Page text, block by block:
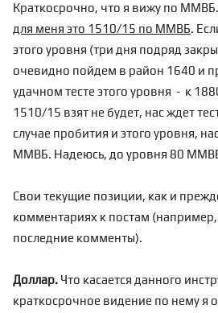
Краткосрочно, что я вижу по ММВБ.
для меня это 1510/15 по ММВБ.
этого уровня (три дня подряд
очевидно пойдем в район 1640 и
удачном тесте этого уровня - к
1510/15 взят не будет, нас ждет
случае пробития и этого уровня,
ММВБ. Надеюсь, до уровня 80
Свои текущие позиции, как и
комментариях к постам (например,
последние комменты).
Доллар. Что касается данного
краткосрочное видение по нему я